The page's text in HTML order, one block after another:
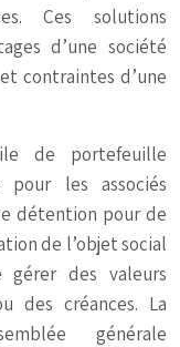
Ces solutions
d’une société
contraintes d’une
de portefeuille
les associés
détention pour de
de l’objet social
des valeurs
des créances. La
générale